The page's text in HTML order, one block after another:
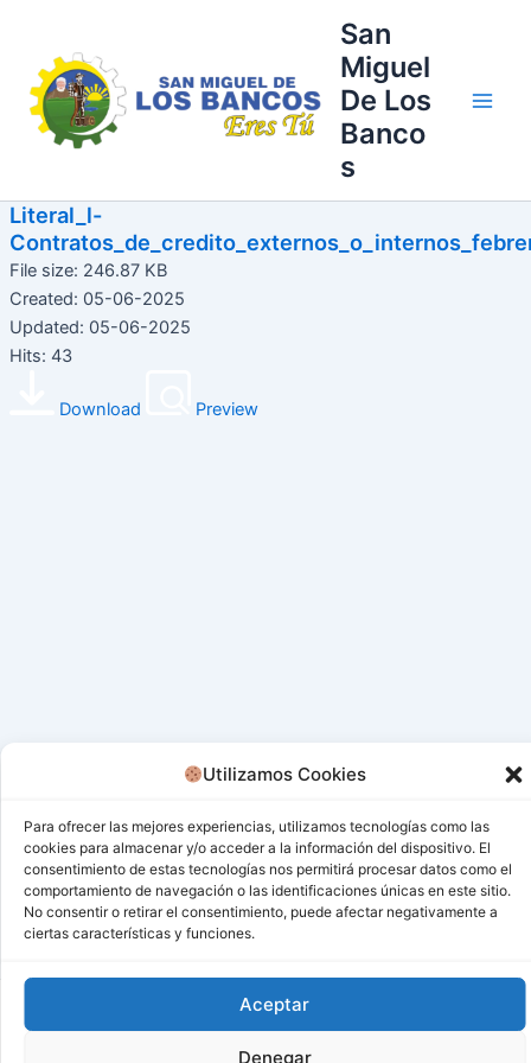
Utilizamos Cookies
Para ofrecer las mejores experiencias, utilizamos tecnologías como las
cookies para almacenar y/o acceder a la información del dispositivo. El
consentimiento de estas tecnologías nos permitirá procesar datos como el
comportamiento de navegación o las identificaciones únicas en este sitio.
No consentir o retirar el consentimiento, puede afectar negativamente a
ciertas características y funciones.
Aceptar
Denegar
contenido
San
Miguel
De Los
Banco
s
Literal_l-
File size: 246.87 KB
Created: 05-06-2025
Updated: 05-06-2025
Hits: 43
Download Preview
Todos los derechos © 2026 San Miguel De Los Bancos |
Tema Astra para WordPress